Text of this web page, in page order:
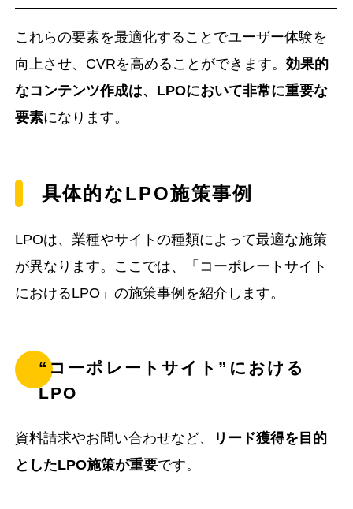
これらの要素を最適化することでユーザー体験を
向上させ、CVRを高めることができます。効果的
なコンテンツ作成は、LPOにおいて非常に重要な
要素になります。
具体的なLPO施策事例
LPOは、業種やサイトの種類によって最適な施策
が異なります。ここでは、「コーポレートサイト
におけるLPO」の施策事例を紹介します。
“コーポレートサイト”における
LPO
資料請求やお問い合わせなど、
リード獲得を目的
としたLPO施策が重要です。